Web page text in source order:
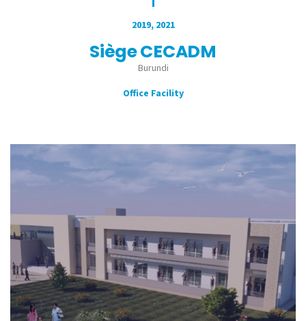
2019 2021
Siège CECADM
Burundi
Office Facility